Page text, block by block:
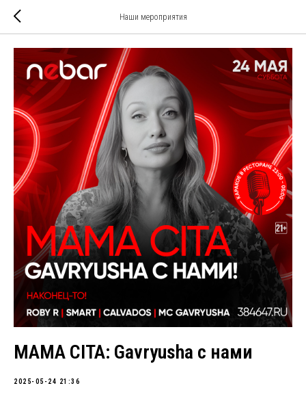
Наши мероприятия
MAMA CITA: Gavryusha с нами
2025-05-24 21:36